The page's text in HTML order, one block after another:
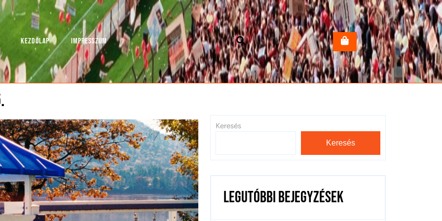
KEZDŐLAP IMPRESSZUM
Keresés
Keresés
Legutóbbi bejegyzések